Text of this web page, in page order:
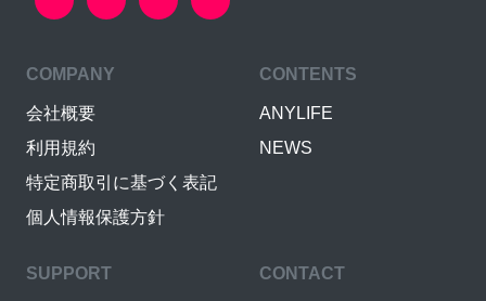
COMPANY
会社概要
利用規約
特定商取引に基づく表記
個人情報保護方針
CONTENTS
ANYLIFE
NEWS
SUPPORT CONTACT